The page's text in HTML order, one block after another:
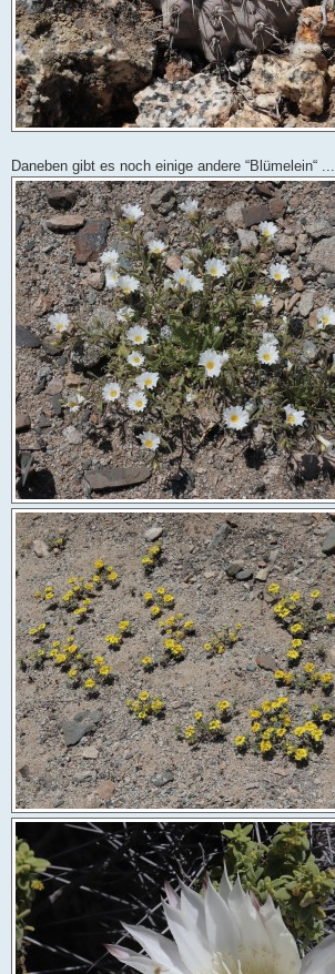
Daneben gibt es noch einige andere “Blümelein“ ...